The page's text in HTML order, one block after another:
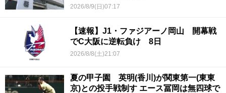
2026/8/9(日)07:17
【速報】J1・ファジアーノ岡山 開幕戦
でC大阪に逆転負け 8日
2026/8/8(土)21:07
夏の甲子園 英明(香川)が関東第一(東東
京)との投手戦制す エース冨岡は無四球で